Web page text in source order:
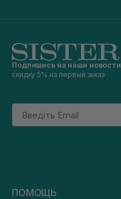
Подпишись на наши новости
скидку 5% на первый заказ
Email
ПОМОЩЬ